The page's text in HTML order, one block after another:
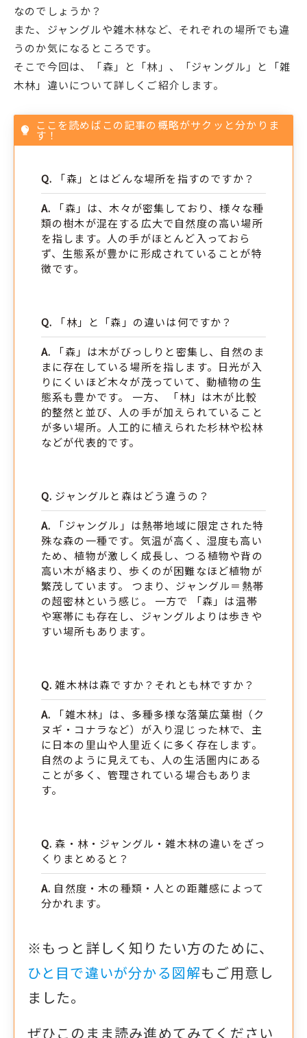
なのでしょうか？
また、ジャングルや雑木林など、それぞれの場所でも違
うのか気になるところです。
そこで今回は、「森」と「林」、「ジャングル」と「雑
木林」違いについて詳しくご紹介します。
ここを読めばこの記事の概略がサクッと分かりま
す！
「森」とはどんな場所を指すのですか？
「森」は、木々が密集しており、様々な種
類の樹木が混在する広大で自然度の高い場所
を指します。人の手がほとんど入っておら
ず、生態系が豊かに形成されていることが特
徴です。
「林」と「森」の違いは何ですか？
「森」は木がびっしりと密集し、自然のま
まに存在している場所を指します。日光が入
りにくいほど木々が茂っていて、動植物の生
態系も豊かです。 一方、 「林」は木が比較
的整然と並び、人の手が加えられていること
が多い場所。人工的に植えられた杉林や松林
などが代表的です。
ジャングルと森はどう違うの？
「ジャングル」は熱帯地域に限定された特
殊な森の一種です。気温が高く、湿度も高い
ため、植物が激しく成長し、つる植物や背の
高い木が絡まり、歩くのが困難なほど植物が
繁茂しています。 つまり、ジャングル＝熱帯
の超密林という感じ。 一方で 「森」は温帯
や寒帯にも存在し、ジャングルよりは歩きや
すい場所もあります。
雑木林は森ですか？それとも林ですか？
「雑木林」は、多種多様な落葉広葉樹（ク
ヌギ・コナラなど）が入り混じった林で、主
に日本の里山や人里近くに多く存在します。
自然のように見えても、人の生活圏内にある
ことが多く、管理されている場合もありま
す。
森・林・ジャングル・雑木林の違いをざっ
くりまとめると？
自然度・木の種類・人との距離感によって
分かれます。
※もっと詳しく知りたい方のために、
ひと目で違いが分かる図解もご用意し
ました。
ぜひこのまま読み進めてみてください